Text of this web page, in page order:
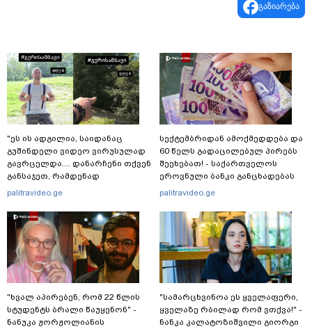
გაზიარება
"ეს ის ადგილია, საიდანაც
გუშინდელი ვიდეო ვირუსულად
გავრცელდა.... დანარჩენი თქვენ
განსაჯეთ, რამდენად
შესაძლებელია აქ ადამიანის
აქვეყნებს კობა ახალაძე
მლეთიდან, სადაც 12 წლის წინ
გურამ დადიანიძე გაუჩინარდა?
palitravideo.ge
"ხვალ აპირებენ, რომ 22 წლის
სტუდენტს ბრალი წაუყენონ" -
ნანუკა ჟორჟოლიანის
სექტემბრიდან ამოქმედდება და
60 წელს გადაცილებულ პირებს
შეეხებათ! - საქართველოს
ეროვნული ბანკი განცხადებას
ავრცელებს
palitravideo.ge
"სა­მარ­ცხვი­ნოა ეს ყვე­ლა­ფე­რი,
ყვე­ლა­ზე რბი­ლად რომ ვთქვა!" -
ნანკა კალატოზიშვილი გიორგი